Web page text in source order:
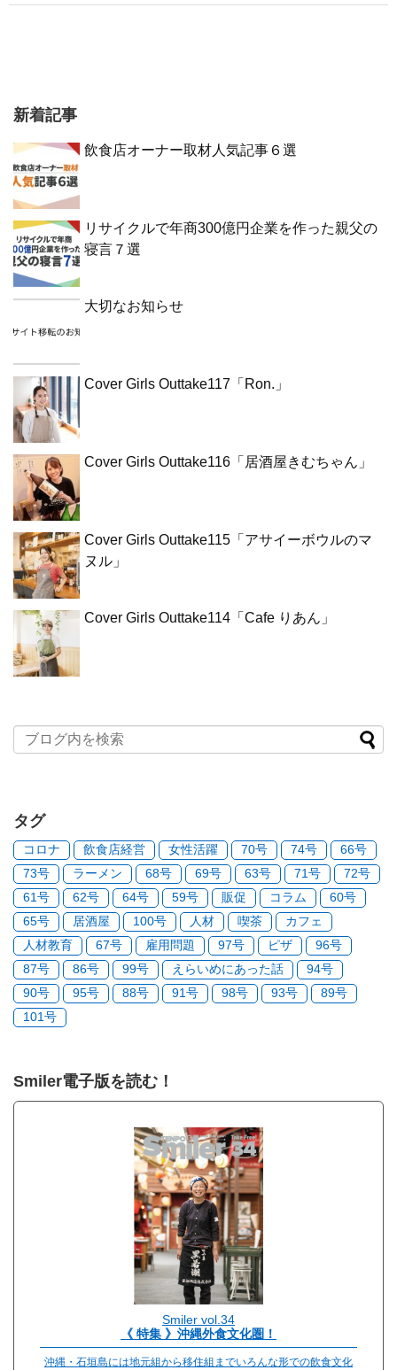
新着記事
飲食店オーナー取材人気記事６選
リサイクルで年商300億円企業を作った親父の
寝言７選
大切なお知らせ
Cover Girls Outtake117「Ron.」
Cover Girls Outtake116「居酒屋きむちゃん」
Cover Girls Outtake115「アサイーボウルのマ
ヌル」
Cover Girls Outtake114「Cafe りあん」
タグ
コロナ 飲食店経営 女性活躍 70号 74号
66号
73号
ラーメン 68号 69号 63号 71号
72号
61号
62号 64号 59号 販促 コラム
60号
65号
居酒屋 100号 人材 喫茶
カフェ
人材教育
67号 雇用問題 97号 ピザ
96号
87号
86号 99号 えらいめにあった話
94号
90号
95号 88号 91号 98号 93号
89号
101号
Smiler電子版を読む！
Smiler vol.34
《 特集 》沖縄外食文化圏！
沖縄・石垣島には地元組から移住組までいろんな形での飲食文化